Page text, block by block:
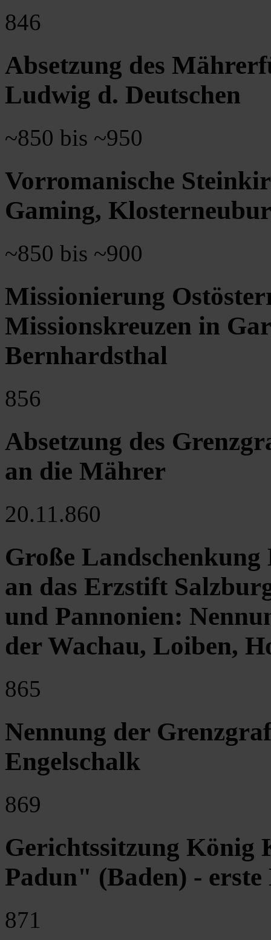
846
Absetzung des
Ludwig d. Deutschen
~850 bis ~950
Vorromanische
Gaming,
~850 bis ~900
Missionierung
Missionskreuzen in
Bernhardsthal
856
Absetzung des
an die Mährer
20.11.860
Große
an das Erzstift
und Pannonien:
der Wachau, Loiben,
865
Nennung der
Engelschalk
869
Gerichtssitzung
Padun" (Baden) -
871